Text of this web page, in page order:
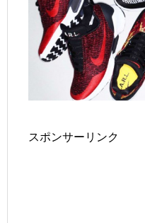
スポンサーリンク